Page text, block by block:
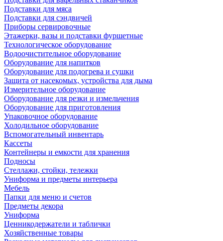
Подставки для мяса
Подставки для сэндвичей
Приборы сервировочные
Этажерки, вазы и подставки фуршетные
Технологическое оборудование
Водоочистительное оборудование
Оборудование для напитков
Оборудование для подогрева и сушки
Защита от насекомых, устройства для дыма
Измерительное оборудование
Оборудование для резки и измельчения
Оборудование для приготовления
Упаковочное оборудование
Холодильное оборудование
Вспомогательный инвентарь
Кассеты
Контейнеры и емкости для хранения
Подносы
Стеллажи, стойки, тележки
Униформа и предметы интерьера
Мебель
Папки для меню и счетов
Предметы декора
Униформа
Ценникодержатели и таблички
Хозяйственные товары